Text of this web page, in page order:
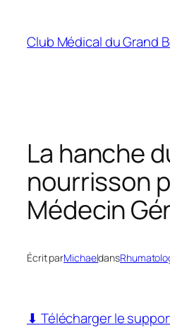
contenu
Club Médical du Grand
La hanche
nourrisson
Médecin
Écrit parMichaeldans
⬇ Télécharger le